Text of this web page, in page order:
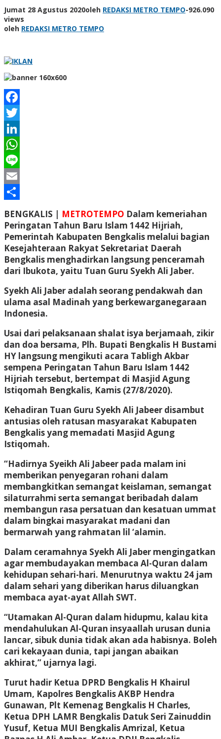
Jumat 28 Agustus 2020oleh REDAKSI METRO TEMPO-926.090
views
oleh REDAKSI METRO TEMPO
Facebook
Twitter
LinkedIn
WhatsApp
Line
Email
BENGKALIS | METROTEMPO Dalam kemeriahan
Peringatan Tahun Baru Islam 1442 Hijriah,
Pemerintah Kabupaten Bengkalis melalui bagian
Kesejahteraan Rakyat Sekretariat Daerah
Bengkalis menghadirkan langsung penceramah
dari Ibukota, yaitu Tuan Guru Syekh Ali Jaber.
Syekh Ali Jaber adalah seorang pendakwah dan
ulama asal Madinah yang berkewarganegaraan
Indonesia.
Usai dari pelaksanaan shalat isya berjamaah, zikir
dan doa bersama, Plh. Bupati Bengkalis H Bustami
HY langsung mengikuti acara Tabligh Akbar
sempena Peringatan Tahun Baru Islam 1442
Hijriah tersebut, bertempat di Masjid Agung
Istiqomah Bengkalis, Kamis (27/8/2020).
Kehadiran Tuan Guru Syekh Ali Jabeer disambut
antusias oleh ratusan masyarakat Kabupaten
Bengkalis yang memadati Masjid Agung
Istiqomah.
“Hadirnya Syeikh Ali Jabeer pada malam ini
memberikan penyegaran rohani dalam
membangkitkan semangat keislaman, semangat
silaturrahmi serta semangat beribadah dalam
membangun rasa persatuan dan kesatuan ummat
dalam bingkai masyarakat madani dan
bermarwah yang rahmatan lil ‘alamin.
Dalam ceramahnya Syekh Ali Jaber mengingatkan
agar membudayakan membaca Al-Quran dalam
kehidupan sehari-hari. Menurutnya waktu 24 jam
dalam sehari yang diberikan harus diluangkan
membaca ayat-ayat Allah SWT.
“Utamakan Al-Quran dalam hidupmu, kalau kita
mendahulukan Al-Quran insyaallah urusan dunia
lancar, sibuk dunia tidak akan ada habisnya. Boleh
cari kekayaan dunia, tapi jangan abaikan
akhirat,” ujarnya lagi.
Turut hadir Ketua DPRD Bengkalis H Khairul
Umam, Kapolres Bengkalis AKBP Hendra
Gunawan, Plt Kemenag Bengkalis H Charles,
Ketua DPH LAMR Bengkalis Datuk Seri Zainuddin
Yusuf, Ketua MUI Bengkalis Amrizal, Ketua